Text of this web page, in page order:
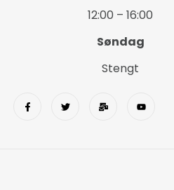
12:00 – 16:00
Søndag
Stengt